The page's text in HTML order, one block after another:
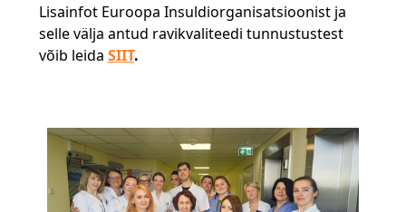
Lisainfot Euroopa Insuldiorganisatsioonist ja
selle välja antud ravikvaliteedi tunnustustest
võib leida SIIT.